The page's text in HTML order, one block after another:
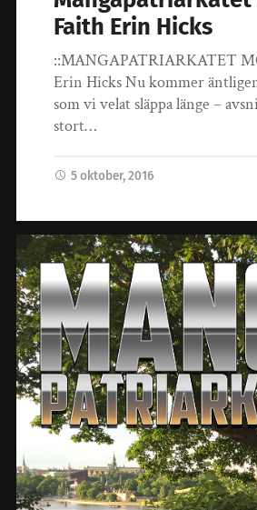
Faith Erin Hicks
::MANGAPATRIARKATET
Erin Hicks Nu kommer
som vi velat släppa länge –
stort…
5 oktober, 2016